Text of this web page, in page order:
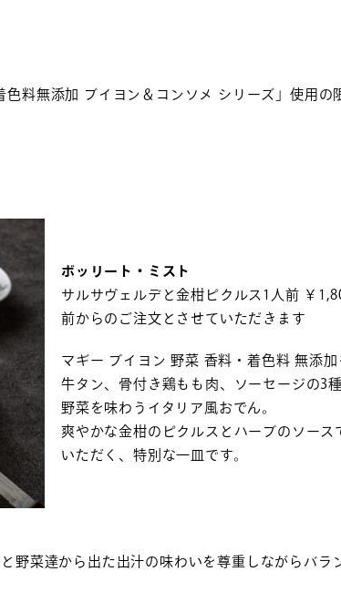
料無添加 ブイヨン＆コンソメ シリーズ」使用の
ボッリート・ミスト
サルサヴェルデと金柑ピクルス1人前 ￥
前からのご注文とさせていただきます
マギー ブイヨン 野菜 香料・着色料 無添加
牛タン、骨付き鶏もも肉、ソーセージの3
野菜を味わうイタリア風おでん。
爽やかな金柑のピクルスとハーブのソース
いただく、特別な一皿です。
野菜達から出た出汁の味わいを尊重しながらバラ